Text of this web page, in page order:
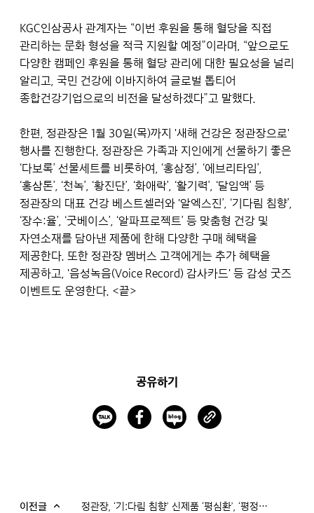
KGC인삼공사 관계자는 “이번 후원을 통해 혈당을 직접
관리하는 문화 형성을 적극 지원할 예정”이라며, “앞으로도
다양한 캠페인 후원을 통해 혈당 관리에 대한 필요성을 널리
알리고, 국민 건강에 이바지하여 글로벌 톱티어
종합건강기업으로의 비전을 달성하겠다”고 말했다.
한편, 정관장은 1월 30일(목)까지 '새해 건강은 정관장으로'
행사를 진행한다. 정관장은 가족과 지인에게 선물하기 좋은
‘다보록’ 선물세트를 비롯하여, ‘홍삼정’, ‘에브리타임’,
‘홍삼톤’, ‘천녹’, ‘황진단’, ‘화애락’, ‘활기력’, ‘달임액’ 등
정관장의 대표 건강 베스트셀러와 '알엑스진’, ‘기다림 침향’,
‘장수:율’, ‘굿베이스’, ‘알파프로젝트’ 등 맞춤형 건강 및
자연소재를 담아낸 제품에 한해 다양한 구매 혜택을
제공한다. 또한 정관장 멤버스 고객에게는 추가 혜택을
제공하고, '음성녹음(Voice Record) 감사카드' 등 감성 굿즈
이벤트도 운영한다. <끝>
공유하기
이전글 정관장, ‘기:다림 침향’ 신제품 ‘평심환’, ‘평정세트’ 출시… 프리미엄 라인 강화